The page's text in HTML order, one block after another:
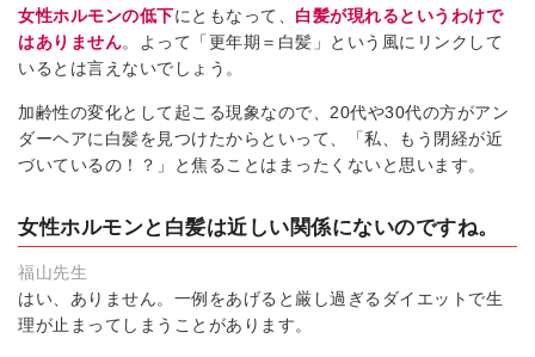
女性ホルモンの低下にともなって、 白髪が現れるというわけで
はありません。よって「更年期＝白髪」という風にリンクして
いるとは言えないでしょう。
加齢性の変化として起こる現象なので、20代や30代の方がアン
ダーヘアに白髪を見つけたからといって、「私、もう閉経が近
づいているの！？」と焦ることはまったくないと思います。
女性ホルモンと白髪は近しい関係にないのですね。
福山先生
はい、ありません。一例をあげると厳し過ぎるダイエットで生
理が止まってしまうことがあります。